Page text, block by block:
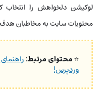
لوکیشن دلخواهش را انتخاب
محتویات سایت به مخاطبان هدف را
⭐محتوای مرتبط:
وردپرس!